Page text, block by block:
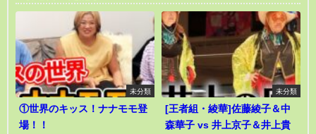
未分類
①世界のキッス！ナナモモ登
場！！
未分類
[王者組・綾華]佐藤綾子＆中
森華子 vs 井上京子＆井上貴